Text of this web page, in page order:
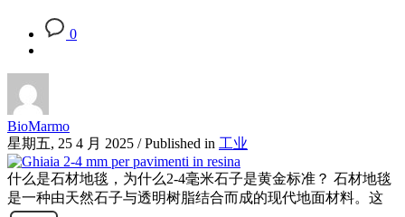
0
BioMarmo
星期五, 25 4 月 2025 / Published in 工业
什么是石材地毯，为什么2-4毫米石子是黄金标准？ 石材地毯
是一种由天然石子与透明树脂结合而成的现代地面材料。这